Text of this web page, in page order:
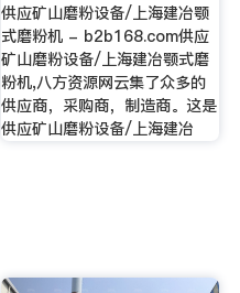
供应矿山磨粉设备/上海建冶颚
式磨粉机 - b2b168.com供应
矿山磨粉设备/上海建冶颚式磨
粉机,八方资源网云集了众多的
供应商，采购商，制造商。这是
供应矿山磨粉设备/上海建冶